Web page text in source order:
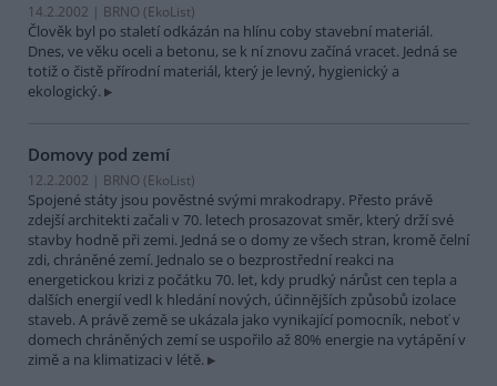
14.2.2002 | BRNO (EkoList)
Člověk byl po staletí odkázán na hlínu coby stavební materiál.
Dnes, ve věku oceli a betonu, se k ní znovu začíná vracet. Jedná se
totiž o čistě přírodní materiál, který je levný, hygienický a
ekologický.
Domovy pod zemí
12.2.2002 | BRNO (EkoList)
Spojené státy jsou pověstné svými mrakodrapy. Přesto právě
zdejší architekti začali v 70. letech prosazovat směr, který drží své
stavby hodně při zemi. Jedná se o domy ze všech stran, kromě čelní
zdi, chráněné zemí. Jednalo se o bezprostřední reakci na
energetickou krizi z počátku 70. let, kdy prudký nárůst cen tepla a
dalších energií vedl k hledání nových, účinnějších způsobů izolace
staveb. A právě země se ukázala jako vynikající pomocník, neboť v
domech chráněných zemí se uspořilo až 80% energie na vytápění v
zimě a na klimatizaci v létě.